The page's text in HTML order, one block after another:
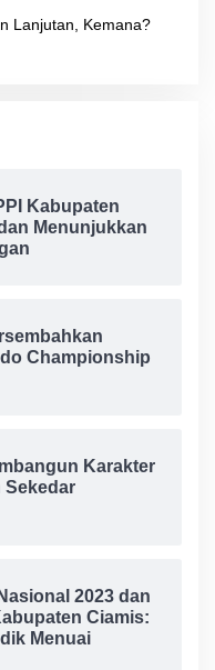
Lanjutan, Kemana?
Kabupaten
Menunjukkan
Championship
Karakter
Sekedar
2023 dan
Ciamis:
Menuai